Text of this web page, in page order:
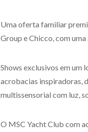
Uma oferta familiar
Group e Chicco, com
Shows exclusivos em um
acrobacias inspiradoras,
multissensorial com luz,
O MSC Yacht Club com